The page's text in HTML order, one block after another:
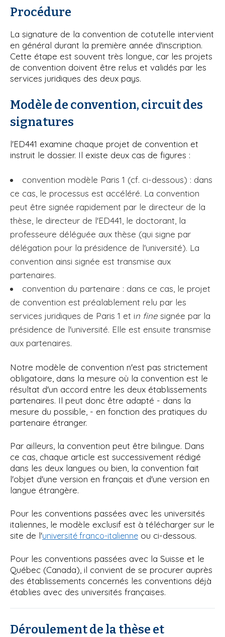
Procédure
La signature de la convention de cotutelle intervient
en général durant la première année d'inscription.
Cette étape est souvent très longue, car les projets
de convention doivent être relus et validés par les
services juridiques des deux pays.
Modèle de convention, circuit des
signatures
l'ED441 examine chaque projet de convention et
instruit le dossier. Il existe deux cas de figures :
convention modèle Paris 1 (cf. ci-dessous) : dans
ce cas, le processus est accéléré. La convention
peut être signée rapidement par le directeur de la
thèse, le directeur de l'ED441, le doctorant, la
professeure déléguée aux thèse (qui signe par
délégation pour la présidence de l'université). La
convention ainsi signée est transmise aux
partenaires.
convention du partenaire : dans ce cas, le projet
de convention est préalablement relu par les
services juridiques de Paris 1 et in fine signée par la
présidence de l'université. Elle est ensuite transmise
aux partenaires.
Notre modèle de convention n'est pas strictement
obligatoire, dans la mesure où la convention est le
résultat d'un accord entre les deux établissements
partenaires. Il peut donc être adapté - dans la
mesure du possible, - en fonction des pratiques du
partenaire étranger.
Par ailleurs, la convention peut être bilingue. Dans
ce cas, chaque article est successivement rédigé
dans les deux langues ou bien, la convention fait
l'objet d'une version en français et d'une version en
langue étrangère.
Pour les conventions passées avec les universités
italiennes, le modèle exclusif est à télécharger sur le
site de l'université franco-italienne ou ci-dessous.
Pour les conventions passées avec la Suisse et le
Québec (Canada), il convient de se procurer auprès
des établissements concernés les conventions déjà
établies avec des universités françaises.
Déroulement de la thèse et